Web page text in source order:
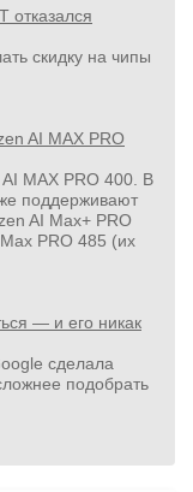
отказался
скидку на чипы
AI MAX PRO
MAX PRO 400. В
поддерживают
AI Max+ PRO
PRO 485 (их
— и его никак
сделала
подобрать